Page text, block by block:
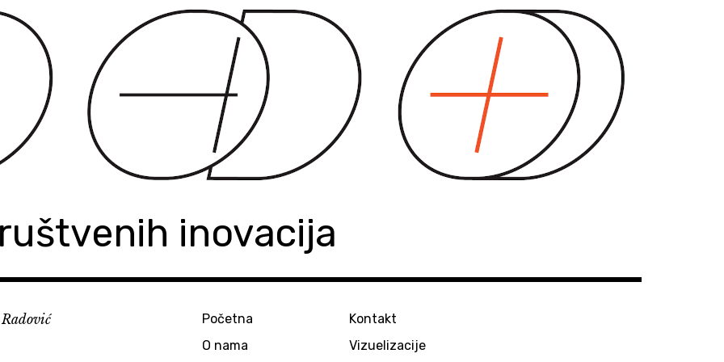
inovacija
Radović
Početna
O nama
Kontakt
Vizuelizacije